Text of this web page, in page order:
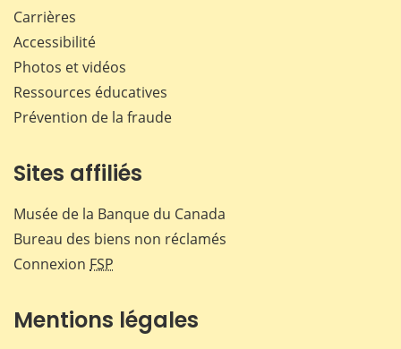
Carrières
Accessibilité
Photos et vidéos
Ressources éducatives
Prévention de la fraude
Sites affiliés
Musée de la Banque du Canada
Bureau des biens non réclamés
Connexion FSP
Mentions légales